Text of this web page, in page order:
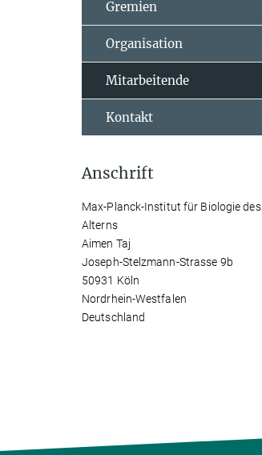
Gremien
Organisation
Mitarbeitende
Kontakt
Anschrift
Max-Planck-Institut für Biologie des
Alterns
Aimen Taj
Joseph-Stelzmann-Strasse 9b
50931 Köln
Nordrhein-Westfalen
Deutschland